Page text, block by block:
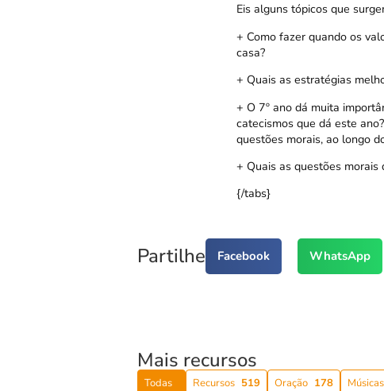
Eis alguns tópicos que
+ Como fazer quando os
casa?
+ Quais as estratégias
+ O 7º ano dá muita
catecismos que dá este
questões morais, ao longo
+ Quais as questões morais
{/tabs}
Partilhe Facebook WhatsApp
Mais recursos
Todas Recursos 519 Oração 178 Músicas